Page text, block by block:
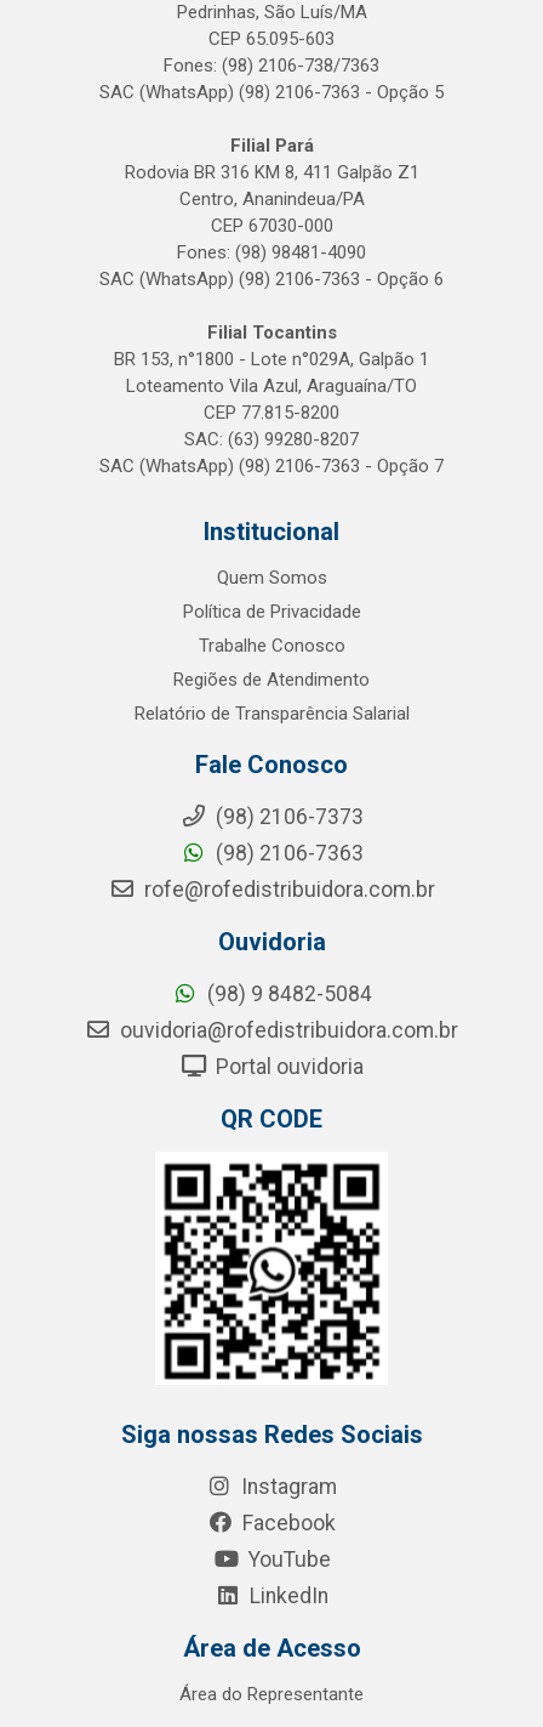
Pedrinhas, São Luís/MA
CEP 65.095-603
Fones: (98) 2106-738/7363
SAC (WhatsApp) (98) 2106-7363 - Opção 5
Filial Pará
Rodovia BR 316 KM 8, 411 Galpão Z1
Centro, Ananindeua/PA
CEP 67030-000
Fones: (98) 98481-4090
SAC (WhatsApp) (98) 2106-7363 - Opção 6
Filial Tocantins
BR 153, n°1800 - Lote n°029A, Galpão 1
Loteamento Vila Azul, Araguaína/TO
CEP 77.815-8200
SAC: (63) 99280-8207
SAC (WhatsApp) (98) 2106-7363 - Opção 7
Institucional
Quem Somos
Política de Privacidade
Trabalhe Conosco
Regiões de Atendimento
Relatório de Transparência Salarial
Fale Conosco
(98) 2106-7373
(98) 2106-7363
rofe@rofedistribuidora.com.br
Ouvidoria
(98) 9 8482-5084
ouvidoria@rofedistribuidora.com.br
Portal ouvidoria
QR CODE
Siga nossas Redes Sociais
Instagram
Facebook
YouTube
LinkedIn
Área de Acesso
Área do Representante